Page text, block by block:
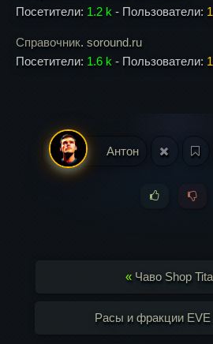
Посетители: 1.2 k - Пользователи:
Справочник. soround.ru
Посетители: 1.6 k - Пользователи:
Антон
« Чаво Shop
Расы и фракции EVE